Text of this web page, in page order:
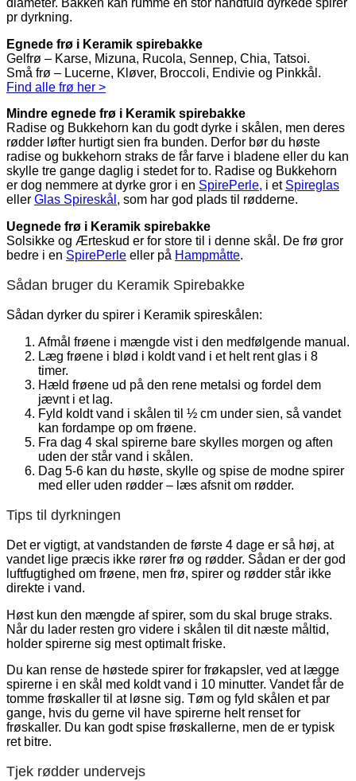
diameter. Bakken kan rumme en stor håndfuld dyrkede spirer
pr dyrkning.
Egnede frø i Keramik spirebakke
Gelfrø – Karse, Mizuna, Rucola, Sennep, Chia, Tatsoi.
Små frø – Lucerne, Kløver, Broccoli, Endivie og Pinkkål.
Find alle frø her >
Mindre egnede frø i Keramik spirebakke
Radise og Bukkehorn kan du godt dyrke i skålen, men deres
rødder løfter hurtigt sien fra bunden. Derfor bør du høste
radise og bukkehorn straks de får farve i bladene eller du kan
skylle tre gange daglig i stedet for to. Radise og Bukkehorn
er dog nemmere at dyrke gror i en SpirePerle, i et Spireglas
eller Glas Spireskål , som har god plads til rødderne.
Uegnede frø i Keramik spirebakke
Solsikke og Ærteskud er for store til i denne skål. De frø gror
bedre i en SpirePerle eller på Hampmåtte.
Sådan bruger du Keramik Spirebakke
Sådan dyrker du spirer i Keramik spireskålen:
Afmål frøene i mængde vist i den medfølgende manual.
Læg frøene i blød i koldt vand i et helt rent glas i 8
timer.
Hæld frøene ud på den rene metalsi og fordel dem
jævnt i et lag.
Fyld koldt vand i skålen til ½ cm under sien, så vandet
kan fordampe op om frøene.
Fra dag 4 skal spirerne bare skylles morgen og aften
uden der står vand i skålen.
Dag 5-6 kan du høste, skylle og spise de modne spirer
med eller uden rødder – læs afsnit om rødder.
Tips til dyrkningen
Det er vigtigt, at vandstanden de første 4 dage er så høj, at
vandet lige præcis ikke rører frø og rødder. Sådan er der god
luftfugtighed om frøene, men frø, spirer og rødder står ikke
direkte i vand.
Høst kun den mængde af spirer, som du skal bruge straks.
Når du lader resten gro videre i skålen til dit næste måltid,
holder spirerne sig mest optimalt friske.
Du kan rense de høstede spirer for frøkapsler, ved at lægge
spirerne i en skål med koldt vand i 10 minutter. Vandet får de
tomme frøskaller til at løsne sig. Tøm og fyld skålen et par
gange, hvis du gerne vil have spirerne helt renset for
frøskaller. Du kan godt spise frøskallerne, men de er typisk
ret bitre.
Tjek rødder undervejs